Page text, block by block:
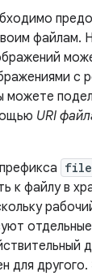
файлам.
с
можете
URI
к файлу в
для